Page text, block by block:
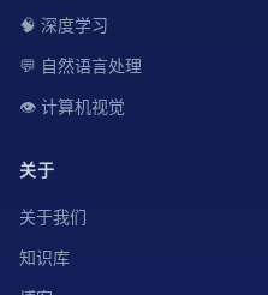
🧠 深度学习
💬 自然语言处理
👁️ 计算机视觉
关于
关于我们
知识库